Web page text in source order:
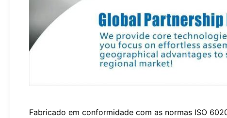
Fabricado em conformidade com as normas ISO